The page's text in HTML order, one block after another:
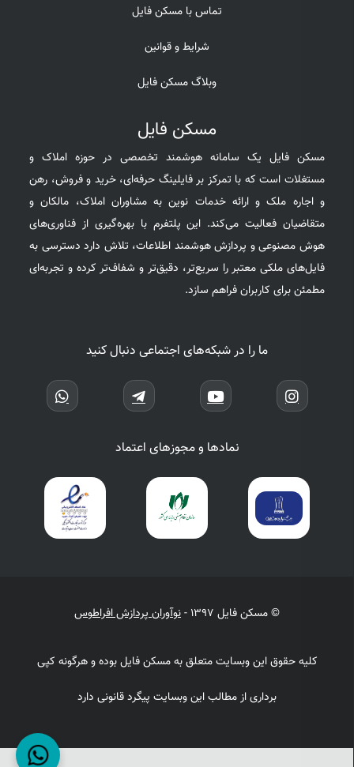
تماس با مسکن فایل
شرایط و قوانین
وبلاگ مسکن فایل
مسکن فایل
مسکن فایل یک سامانه هوشمند تخصصی در حوزه املاک و
مستغلات است که با تمرکز بر فایلینگ حرفه‌ای، خرید و فروش، رهن
و اجاره ملک و ارائه خدمات نوین به مشاوران املاک، مالکان و
متقاضیان فعالیت می‌کند. این پلتفرم با بهره‌گیری از فناوری‌های
هوش مصنوعی و پردازش هوشمند اطلاعات، تلاش دارد دسترسی به
فایل‌های ملکی معتبر را سریع‌تر، دقیق‌تر و شفاف‌تر کرده و تجربه‌ای
مطمئن برای کاربران فراهم سازد.
ما را در شبکه‌های اجتماعی دنبال کنید
نمادها و مجوزهای اعتماد
© مسکن فایل 1397 - نوآوران پردازش افراطوس
کلیه حقوق این وبسایت متعلق به مسکن فایل بوده و هرگونه کپی
برداری از مطالب این وبسایت پیگرد قانونی دارد